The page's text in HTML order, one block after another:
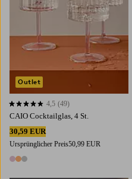
CAIO Cocktailglas, 4 St.
30,59 EUR
Ursprünglicher Preis50,99 EUR
3 Farben
4,5 basierend auf 49 Bewertungen
4,5 (49)
Outlet